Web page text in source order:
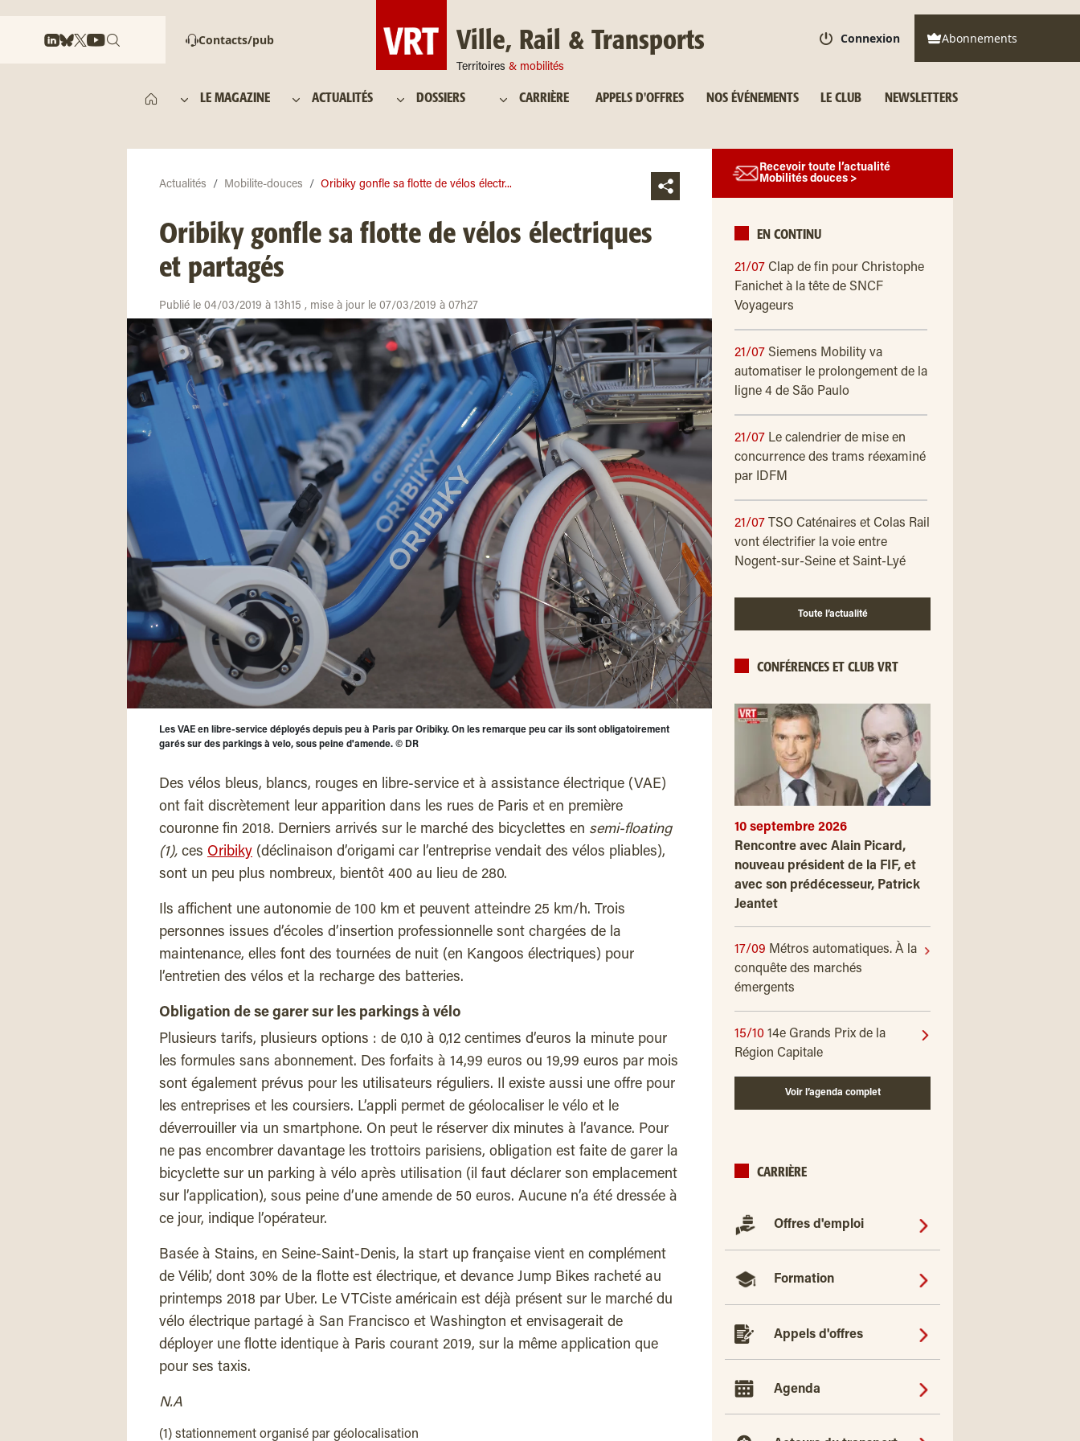
Contacts/pub Ville, Rail & Transports
Territoires & mobilités
Connexion Abonnements
LE MAGAZINE ACTUALITÉS DOSSIERS CARRIÈRE APPELS D'OFFRES NOS ÉVÉNEMENTS LE CLUB NEWSLETTERS
Actualités Mobilite-douces Oribiky gonfle sa flotte de vélos électr...
Oribiky gonfle sa flotte de vélos électriques
et partagés
Publié le 04/03/2019 à 13h15 , mise à jour le 07/03/2019 à 07h27
Les VAE en libre-service déployés depuis peu à Paris par Oribiky. On les remarque peu car ils sont obligatoirement
garés sur des parkings à velo, sous peine d'amende. © DR
Des vélos bleus, blancs, rouges en libre-service et à assistance électrique (VAE)
ont fait discrètement leur apparition dans les rues de Paris et en première
couronne fin 2018. Derniers arrivés sur le marché des bicyclettes en semi-floating
(1), ces Oribiky (déclinaison d’origami car l’entreprise vendait des vélos pliables),
sont un peu plus nombreux, bientôt 400 au lieu de 280.
Ils affichent une autonomie de 100 km et peuvent atteindre 25 km/h. Trois
personnes issues d’écoles d’insertion professionnelle sont chargées de la
maintenance, elles font des tournées de nuit (en Kangoos électriques) pour
l’entretien des vélos et la recharge des batteries.
Obligation de se garer sur les parkings à vélo
Plusieurs tarifs, plusieurs options : de 0,10 à 0,12 centimes d’euros la minute pour
les formules sans abonnement. Des forfaits à 14,99 euros ou 19,99 euros par mois
sont également prévus pour les utilisateurs réguliers. Il existe aussi une offre pour
les entreprises et les coursiers. L’appli permet de géolocaliser le vélo et le
déverrouiller via un smartphone. On peut le réserver dix minutes à l’avance. Pour
ne pas encombrer davantage les trottoirs parisiens, obligation est faite de garer la
bicyclette sur un parking à vélo après utilisation (il faut déclarer son emplacement
sur l’application), sous peine d’une amende de 50 euros. Aucune n’a été dressée à
ce jour, indique l’opérateur.
Basée à Stains, en Seine-Saint-Denis, la start up française vient en complément
de Vélib’, dont 30% de la flotte est électrique, et devance Jump Bikes racheté au
printemps 2018 par Uber. Le VTCiste américain est déjà présent sur le marché du
vélo électrique partagé à San Francisco et Washington et envisagerait de
déployer une flotte identique à Paris courant 2019, sur la même application que
pour ses taxis.
N.A
(1) stationnement organisé par géolocalisation
Recevoir toute l’actualité
Mobilités douces >
EN CONTINU
21/07 Clap de fin pour Christophe
Fanichet à la tête de SNCF
Voyageurs
21/07 Siemens Mobility va
automatiser le prolongement de la
ligne 4 de São Paulo
21/07 Le calendrier de mise en
concurrence des trams réexaminé
par IDFM
21/07
TSO Caténaires et Colas Rail
vont électrifier la voie entre
Nogent-sur-Seine et Saint-Lyé
Toute l’actualité
CONFÉRENCES ET CLUB VRT
10 septembre 2026
Rencontre avec Alain Picard,
nouveau président de la FIF, et
avec son prédécesseur, Patrick
Jeantet
17/09 Métros automatiques. À la
conquête des marchés
émergents
15/10 14e Grands Prix de la
Région Capitale
Voir l’agenda complet
CARRIÈRE
Offres d'emploi
Formation
Appels d'offres
Agenda